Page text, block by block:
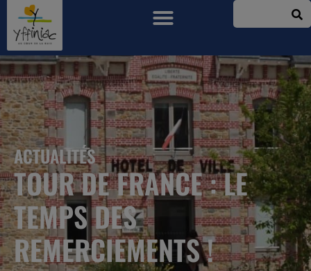
ACTUALITÉS
TOUR DE FRANCE : LE
TEMPS DES
REMERCIEMENTS !